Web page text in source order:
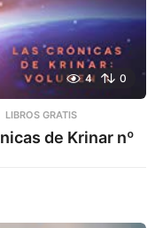
4 0
LIBROS GRATIS
de Krinar nº